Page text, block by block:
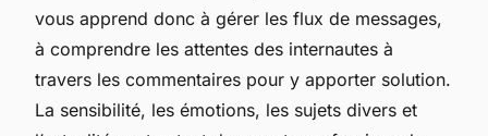
vous apprend donc à gérer les flux de messages,
à comprendre les attentes des internautes à
travers les commentaires pour y apporter solution.
La sensibilité, les émotions, les sujets divers et